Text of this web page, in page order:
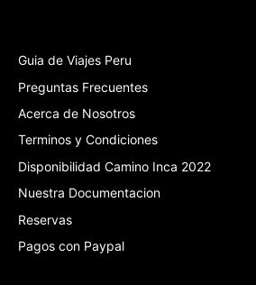
Guia de Viajes Peru
Preguntas Frecuentes
Acerca de Nosotros
Terminos y Condiciones
Disponibilidad Camino Inca 2022
Nuestra Documentacion
Reservas
Pagos con Paypal